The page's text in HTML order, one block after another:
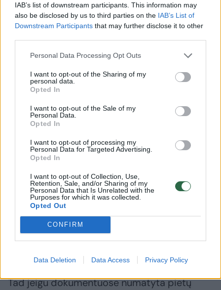
IAB’s list of downstream participants. This information may
also be disclosed by us to third parties on the IAB’s List of
Downstream Participants that may further disclose it to other
Personal Data Processing Opt Outs
I want to opt-out of the Sharing of my
personal data.
Opted In
I want to opt-out of the Sale of my
Personal Data.
Opted In
I want to opt-out of processing my
Personal Data for Targeted Advertising.
Opted In
I want to opt-out of Collection, Use,
Retention, Sale, and/or Sharing of my
Personal Data that Is Unrelated with the
Purposes for which it was collected.
Opted Out
CONFIRM
Data Deletion Data Access Privacy Policy
kasas, sprendžia techninius nesklandumus,
ramina nepatenkintus pirkėjus, tikrina amžių,
mandagūs.
Tačiau didelis klientų srautas, darbuotojų
nepanaikina darbdavio pareigos organizuoti
darbą taip, kad darbuotojas realiai galėtų
pasinaudoti poilsio pertrauka, atsigerti
vandens, nueiti į tualetą ir nedirbti sveikatai
žalingomis sąlygomis.
„Darbo tvarka turi būti ne tik patogi
darbdaviui. Ji turi būti teisėta, proporcinga ir
nepažeisti darbuotojo sveikatos bei orumo“,
Tad jeigu dokumentuose numatyta pietų